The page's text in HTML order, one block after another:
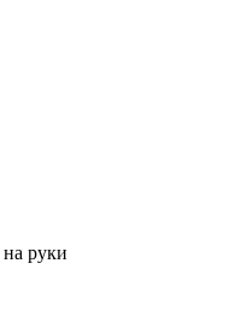
на руки